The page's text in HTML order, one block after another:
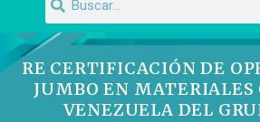
RE CERTIFICACIÓN DE
JUMBO EN MATERIALES
VENEZUELA DEL